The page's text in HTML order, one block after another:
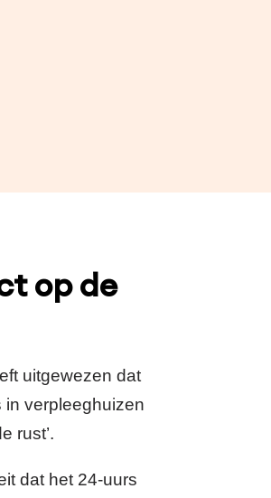
op de
uitgewezen dat
in verpleeghuizen
rust’.
dat het 24-uurs